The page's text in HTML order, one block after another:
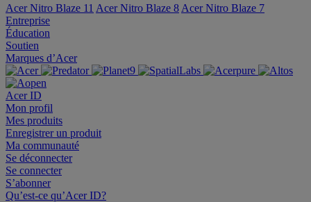
Acer Nitro Blaze 11 Acer Nitro Blaze 8 Acer Nitro Blaze 7
Entreprise
Éducation
Soutien
Marques d’Acer
Acer ID
Mon profil
Mes produits
Enregistrer un produit
Ma communauté
Se déconnecter
Se connecter
S’abonner
Qu’est-ce qu’Acer ID?